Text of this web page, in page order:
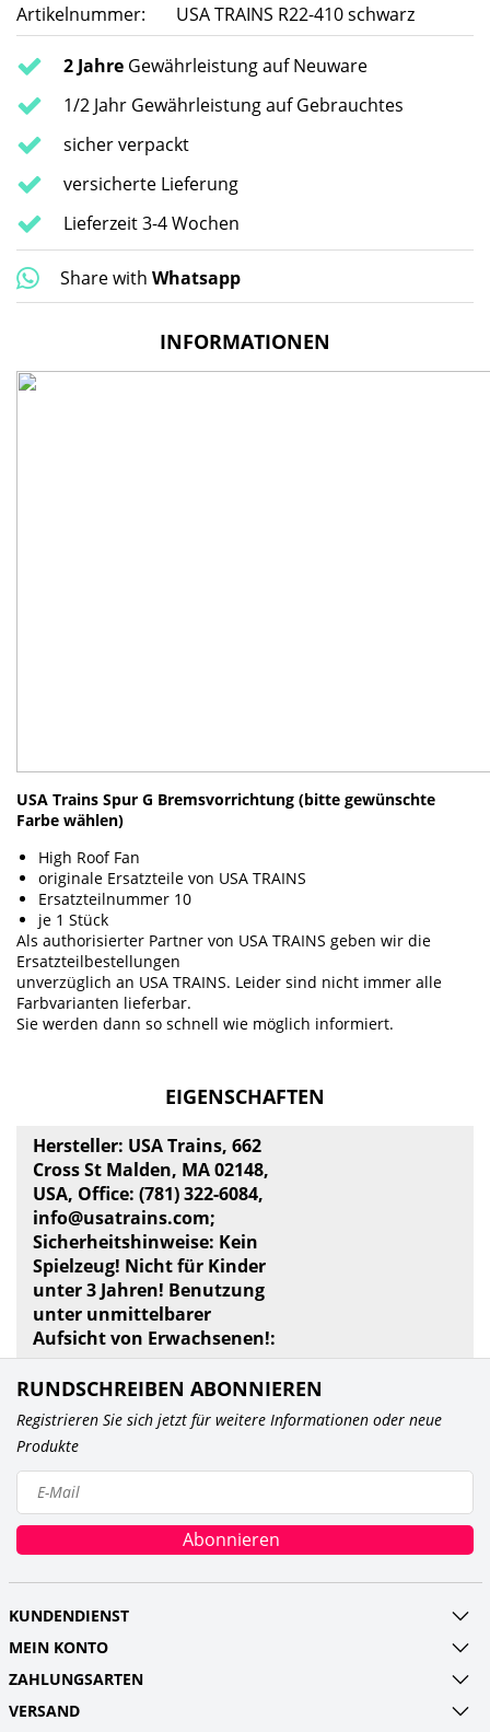
Artikelnummer: USA TRAINS R22-410 schwarz
2 Jahre Gewährleistung auf Neuware
1/2 Jahr Gewährleistung auf Gebrauchtes
sicher verpackt
versicherte Lieferung
Lieferzeit 3-4 Wochen
Share with Whatsapp
INFORMATIONEN
USA Trains Spur G Bremsvorrichtung (bitte gewünschte
Farbe wählen)
High Roof Fan
originale Ersatzteile von USA TRAINS
Ersatzteilnummer 10
je 1 Stück
Als authorisierter Partner von USA TRAINS geben wir die
Ersatzteilbestellungen
unverzüglich an USA TRAINS. Leider sind nicht immer alle
Farbvarianten lieferbar.
Sie werden dann so schnell wie möglich informiert.
EIGENSCHAFTEN
Hersteller: USA Trains, 662
Cross St Malden, MA 02148,
USA, Office: (781) 322-6084,
info@usatrains.com;
Sicherheitshinweise: Kein
Spielzeug! Nicht für Kinder
unter 3 Jahren! Benutzung
unter unmittelbarer
Aufsicht von Erwachsenen!:
RUNDSCHREIBEN ABONNIEREN
Registrieren Sie sich jetzt für weitere Informationen oder neue
Produkte
Abonnieren
KUNDENDIENST
MEIN KONTO
ZAHLUNGSARTEN
VERSAND